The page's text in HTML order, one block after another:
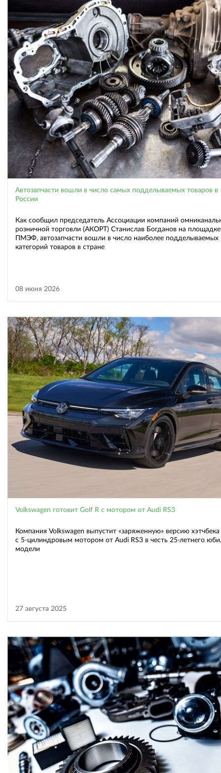
Автозапчасти вошли в число самых подделываемых товаров в
России
Как сообщил председатель Ассоциации компаний
розничной торговли (АКОРТ) Станислав Богданов на площадке
ПМЭФ, автозапчасти вошли в число наиболее подделываемых
категорий товаров в стране
08 июня 2026
Volkswagen готовит Golf R с мотором от Audi RS3
Компания Volkswagen выпустит «заряженную» версию
с 5-цилиндровым мотором от Audi RS3 в честь 25-летнего
модели
27 августа 2025